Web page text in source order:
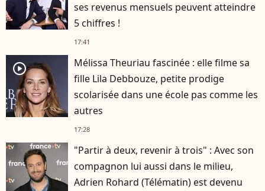
ses revenus mensuels peuvent atteindre
5 chiffres !
17:41
player2
Mélissa Theuriau fascinée : elle filme sa
fille Lila Debbouze, petite prodige
scolarisée dans une école pas comme les
autres
17:28
"Partir à deux, revenir à trois" : Avec son
compagnon lui aussi dans le milieu,
Adrien Rohard (Télématin) est devenu